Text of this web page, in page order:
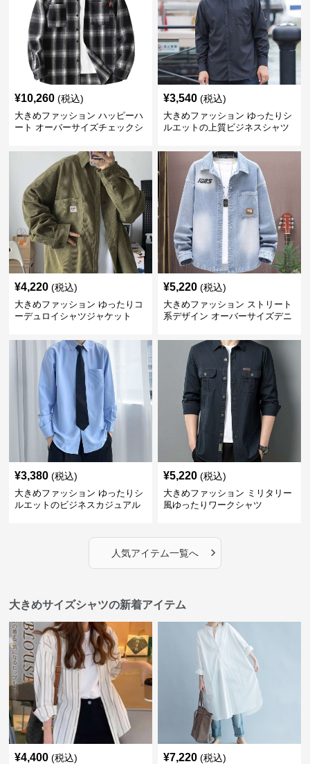
¥10,260 (税込)
大きめファッション ハッピーハ
ート オーバーサイズチェックシ
¥3,540 (税込)
大きめファッション ゆったりシ
ルエットの上質ビジネスシャツ
¥4,220 (税込)
大きめファッション ゆったりコ
ーデュロイシャツジャケット
¥5,220 (税込)
大きめファッション ストリート
系デザイン オーバーサイズデニ
¥3,380 (税込)
大きめファッション ゆったりシ
ルエットのビジネスカジュアル
¥5,220 (税込)
大きめファッション ミリタリー
風ゆったりワークシャツ
人気アイテム一覧へ ›
大きめサイズシャツの新着アイテム
¥4,400 (税込) ¥7,220 (税込)